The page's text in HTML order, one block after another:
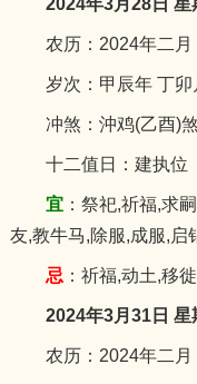
2024年3月28日 星
农历：2024年二月 (
岁次：甲辰年 丁卯
冲煞：沖鸡(乙酉)
十二值日：建执位
宜：祭祀,祈福,求
友,教牛马,除服,成服,启
忌 ：祈福,动土,移
2024年3月31日 星
农历：2024年二月 (